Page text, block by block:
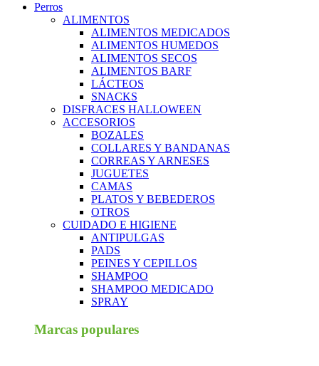
Perros
ALIMENTOS
ALIMENTOS MEDICADOS
ALIMENTOS HUMEDOS
ALIMENTOS SECOS
ALIMENTOS BARF
LÁCTEOS
SNACKS
DISFRACES HALLOWEEN
ACCESORIOS
BOZALES
COLLARES Y BANDANAS
CORREAS Y ARNESES
JUGUETES
CAMAS
PLATOS Y BEBEDEROS
OTROS
CUIDADO E HIGIENE
ANTIPULGAS
PADS
PEINES Y CEPILLOS
SHAMPOO
SHAMPOO MEDICADO
SPRAY
Marcas populares